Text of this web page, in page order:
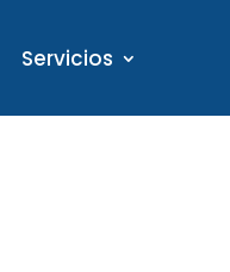
Servicios